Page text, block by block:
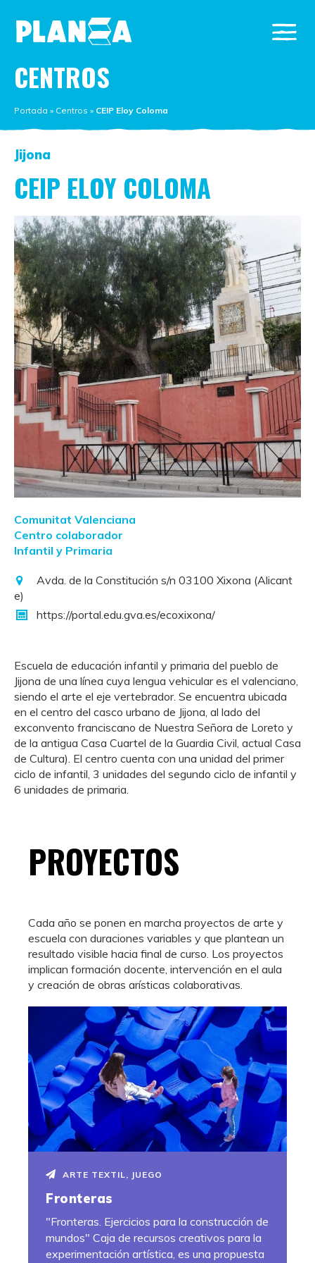
CENTROS
Portada » Centros » CEIP Eloy Coloma
Jijona
CEIP ELOY COLOMA
Comunitat Valenciana
Centro colaborador
Infantil y Primaria
Avda. de la Constitución s/n 03100 Xixona (Alicant
e)​​
https://portal.edu.gva.es/ecoxixona/
Escuela de educación infantil y primaria del pueblo de
Jijona de una línea cuya lengua vehicular es el valenciano,
siendo el arte el eje vertebrador. Se encuentra ubicada
en el centro del casco urbano de Jijona, al lado del
exconvento franciscano de Nuestra Señora de Loreto y
de la antigua Casa Cuartel de la Guardia Civil, actual Casa
de Cultura). El centro cuenta con una unidad del primer
ciclo de infantil, 3 unidades del segundo ciclo de infantil y
6 unidades de primaria.
PROYECTOS
Cada año se ponen en marcha proyectos de arte y
escuela con duraciones variables y que plantean un
resultado visible hacia final de curso. Los proyectos
implican formación docente, intervención en el aula
y creación de obras arísticas colaborativas.
ARTE TEXTIL JUEGO
Fronteras
"Fronteras. Ejercicios para la construcción de
mundos" Caja de recursos creativos para la
experimentación artística, es una propuesta